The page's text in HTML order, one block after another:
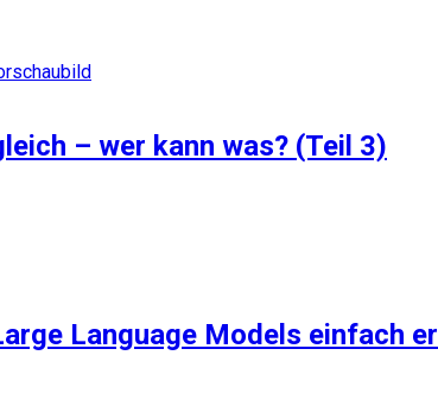
– wer kann was? (Teil 3)
Language Models einfach